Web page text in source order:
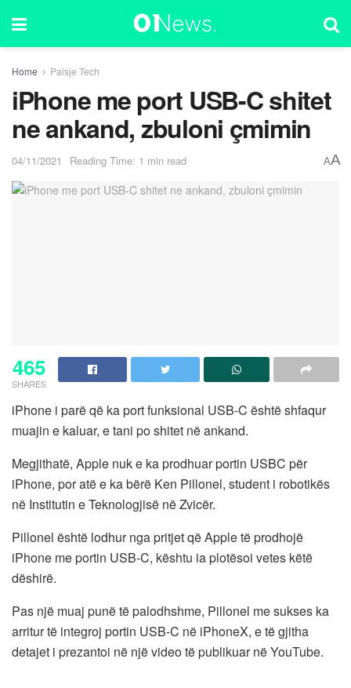
Home Paisje Tech
iPhone me port USB-C shitet
ne ankand, zbuloni çmimin
04/11/2021 Reading Time: 1 min read AA
465
SHARES
iPhone i parë që ka port funksional USB-C është shfaqur
muajin e kaluar, e tani po shitet në ankand.
Megjithatë, Apple nuk e ka prodhuar portin USBC për
iPhone, por atë e ka bërë Ken Pillonel, student i robotikës
në Institutin e Teknologjisë në Zvicër.
Pillonel është lodhur nga pritjet që Apple të prodhojë
iPhone me portin USB-C, kështu ia plotësoi vetes këtë
dëshirë.
Pas një muaj punë të palodhshme, Pillonel me sukses ka
arritur të integroj portin USB-C në iPhoneX, e të gjitha
detajet i prezantoi në një video të publikuar në YouTube.